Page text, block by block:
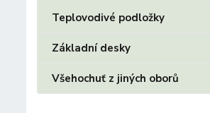
Teplovodivé podložky
Základní desky
Všehochuť z jiných oborů